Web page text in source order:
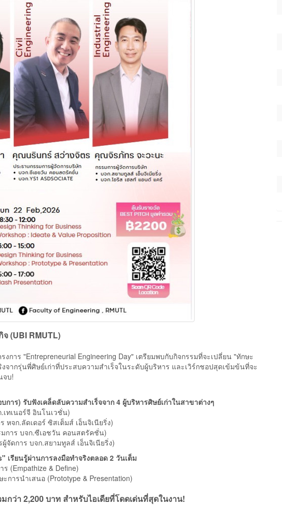
(UBI RMUTL)
ร "Entrepreneurial Engineering Day" เตรียมพบกับกิจกรรมที่จะเปลี่ยน "ทักษะ
ากรุ่นพี่ศิษย์เก่าที่ประสบความสำเร็จในระดับผู้บริหาร และเวิร์กชอปสุดเข้มข้นที่จะ
จบ!
าร) รับฟังเคล็ดลับความสำเร็จจาก 4 ผู้บริหารศิษย์เก่าในสาขาต่างๆ
เทเนอร์จี อินโนเวชั่น)
จก.ลัดเดอร์ ซิสเต็มส์ เอ็นจิเนียริ่ง)
การ บจก.ซีเอชวัน คอนสตรัคชั่น)
จัดการ บจก.สยามทูลส์ เอ็นจิเนียริ่ง)
รียนรู้ผ่านการลงมือทำจริงตลอด 2 วันเต็ม
(Empathize & Define)
การนำเสนอ (Prototype & Presentation)
ว่า 2,200 บาท สำหรับไอเดียที่โดดเด่นที่สุดในงาน!